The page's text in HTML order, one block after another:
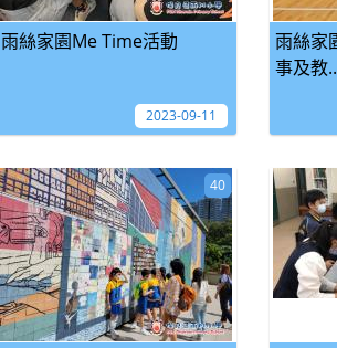
雨絲家園Me Time活動
2023-09-11
雨絲家
事及教
40